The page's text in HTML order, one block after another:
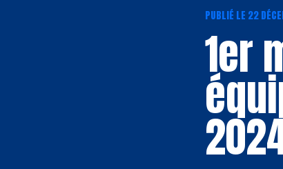
PUBLIÉ LE 22
1er